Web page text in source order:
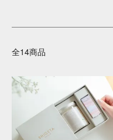
全14商品